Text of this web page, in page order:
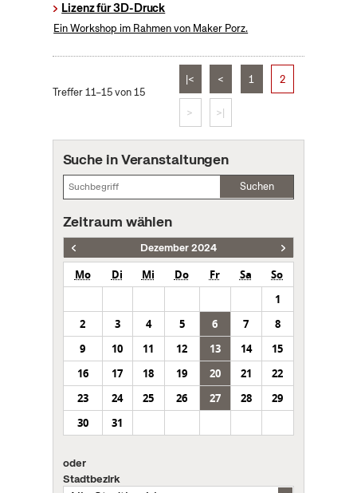
Lizenz für 3D-Druck
Ein Workshop im Rahmen von Maker Porz.
Treffer 11–15 von 15
|< < 1 2
> >|
Suche in Veranstaltungen
Suchen
Zeitraum wählen
Dezember 2024
Mo Di Mi Do Fr Sa
So
1
2
3 4 5 6 7
8
9
10 11 12 13 14
15
16
17 18 19 20 21
22
23
24 25 26 27 28
29
30
31
oder
Stadtbezirk